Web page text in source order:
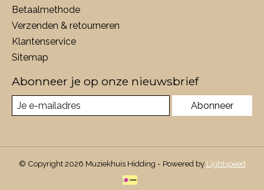
Betaalmethode
Verzenden & retourneren
Klantenservice
Sitemap
Abonneer je op onze nieuwsbrief
Abonneer
© Copyright 2026 Muziekhuis Hidding - Powered by Lightspeed